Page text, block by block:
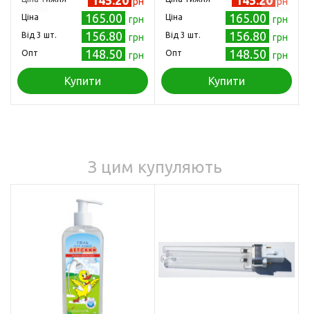
Ціна 165.00 грн
Від 3 шт. 156.80 грн
Опт 148.50 грн
Купити
Ціна 165.00 грн
Від 3 шт. 156.80 грн
Опт 148.50 грн
Купити
З цим купуляють